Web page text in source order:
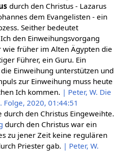
durch den Christus - Lazarus
dem Evangelisten - ein
Seither bedeutet
den Einweihungsvorgang
früher im Alten Ägypten die
Führer, ein Guru. Ein
Einweihung unterstützen und
zur Einweihung muss heute
Ich kommen. | Peter, W. Die
Folge, 2020, 01:44:51
durch den Christus Eingeweihte.
durch den Christus war ein
zu jener Zeit keine regulären
Priester gab. | Peter, W.